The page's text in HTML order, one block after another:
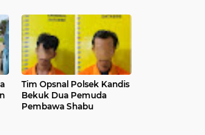
Tim Opsnal Polsek Kandis
Bekuk Dua Pemuda
Pembawa Shabu